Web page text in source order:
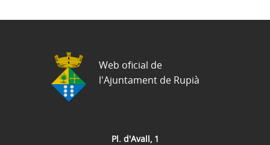
Pl. d'Avall, 1
Web oficial de
l'Ajuntament de Rupià